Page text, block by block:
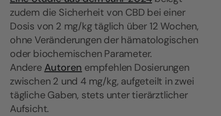
zudem die Sicherheit von CBD bei einer
Dosis von 2 mg/kg täglich über 12 Wochen,
ohne Veränderungen der hämatologischen
oder biochemischen Parameter.
AndereAutoren empfehlen Dosierungen
zwischen 2 und 4 mg/kg, aufgeteilt in zwei
tägliche Gaben, stets unter tierärztlicher
Aufsicht.